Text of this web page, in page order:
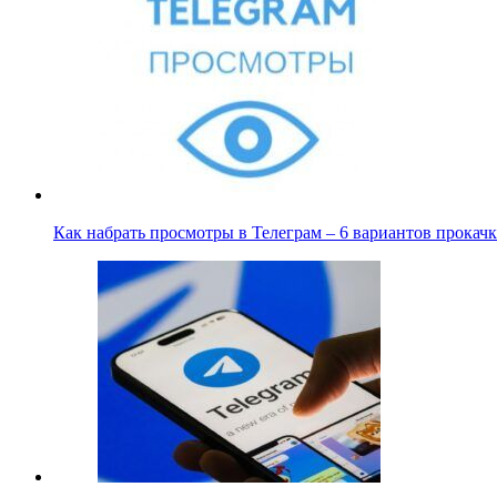
Как набрать просмотры в Телеграм – 6 вариантов